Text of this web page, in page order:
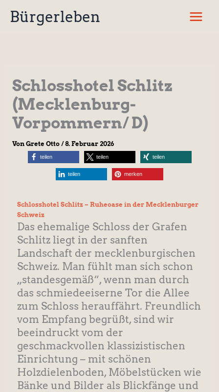
InhaltBürgerleben
Schlosshotel Schlitz
(Mecklenburg-
Vorpommern/ D)
Von Grete Otto /8. Februar 2026
teilen teilen teilen
teilen merken
Schlosshotel Schlitz – Ruheoase in der Mecklenburger
Schweiz
Das ehemalige Schloss der Grafen
Schlitz liegt in der sanften
Landschaft der mecklenburgischen
Schweiz. Man fühlt man sich schon
„standesgemäß“, wenn man durch
das schmiedeeiserne Tor die Allee
zum Schloss herauffährt. Freundlich
vom Empfang begrüßt, sind wir
beeindruckt vom der
geschmackvollen klassizistischen
Einrichtung – mit schönen
Holzdielenboden, Möbelstücken wie
Bänke und Bilder als Blickfänge und